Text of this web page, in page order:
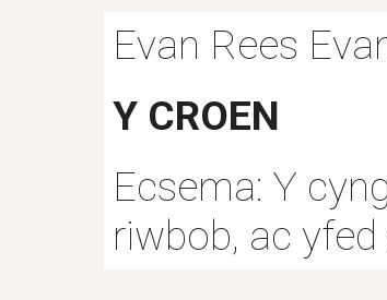
Evan Rees
Y CROEN
Ecsema: Y
riwbob, ac